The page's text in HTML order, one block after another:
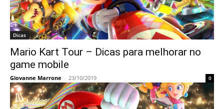
Dicas
Mario Kart Tour – Dicas para melhorar no
game mobile
Giovanne Marrone - 23/10/2019 0